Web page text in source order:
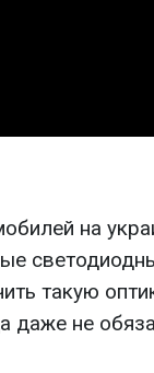
на
такую
даже не